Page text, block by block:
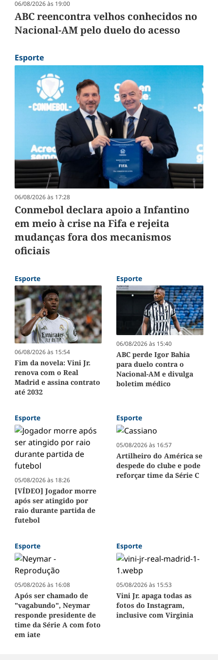
06/08/2026 às 19:00
ABC reencontra velhos conhecidos no
Nacional-AM pelo duelo do acesso
Esporte
06/08/2026 às 17:28
Conmebol declara apoio a Infantino
em meio à crise na Fifa e rejeita
mudanças fora dos mecanismos
oficiais
Esporte
06/08/2026 às 15:54
Fim da novela: Vini Jr.
renova com o Real
Madrid e assina contrato
até 2032
Esporte
06/08/2026 às 15:40
ABC perde Igor Bahia
para duelo contra o
Nacional-AM e divulga
boletim médico
Esporte
05/08/2026 às 18:26
[VÍDEO] Jogador morre
após ser atingido por
raio durante partida de
futebol
Esporte
05/08/2026 às 16:57
Artilheiro do América se
despede do clube e pode
reforçar time da Série C
Esporte
05/08/2026 às 16:08
Após ser chamado de
"vagabundo", Neymar
responde presidente de
time da Série A com foto
em iate
Esporte
05/08/2026 às 15:53
Vini Jr. apaga todas as
fotos do Instagram,
inclusive com Virginia